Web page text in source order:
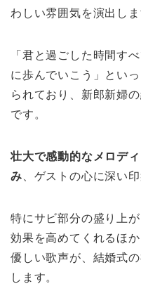
わしい雰囲気を演出しま
「君と過ごした時間す
に歩んでいこう」とい
られており、新郎新婦
です。
壮大で感動的なメロデ
み 、ゲストの心に深い
特にサビ部分の盛り上
効果を高めてくれるほ
優しい歌声が、結婚式
します。